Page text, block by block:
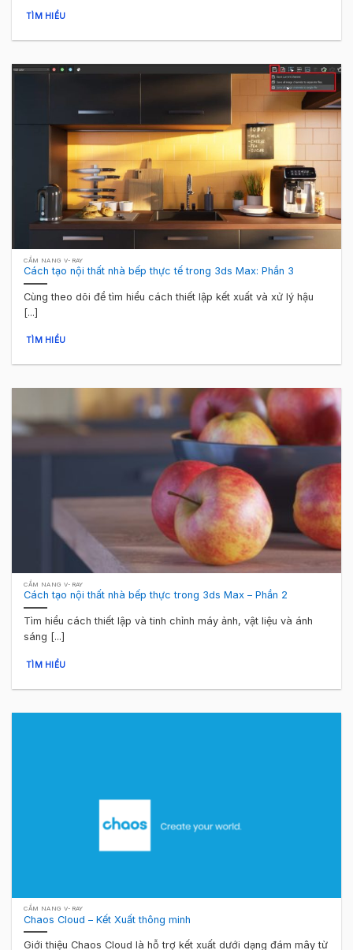
TÌM HIỂU
CẨM NANG V-RAY
Cách tạo nội thất nhà bếp thực tế trong 3ds Max: Phần 3
Cùng theo dõi để tìm hiểu cách thiết lập kết xuất và xử lý hậu
[...]
TÌM HIỂU
CẨM NANG V-RAY
Cách tạo nội thất nhà bếp thực trong 3ds Max – Phần 2
Tìm hiểu cách thiết lập và tinh chỉnh máy ảnh, vật liệu và ánh
sáng [...]
TÌM HIỂU
CẨM NANG V-RAY
Chaos Cloud – Kết Xuất thông minh
Giới thiệu Chaos Cloud là hỗ trợ kết xuất dưới dạng đám mây từ